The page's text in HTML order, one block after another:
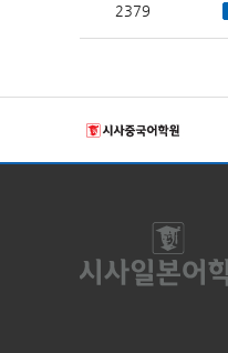
2379